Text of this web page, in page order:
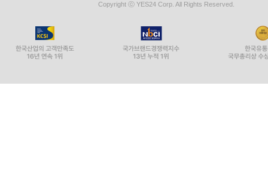
Copyright ⓒ YES24 Corp. All Rights Reserved.